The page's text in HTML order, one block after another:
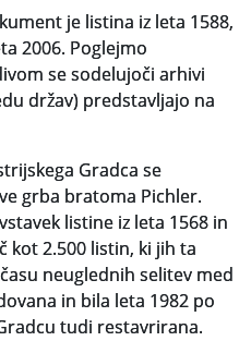
je listina iz leta 1588,
2006. Poglejmo
se sodelujoči arhivi
držav) predstavljajo na
Gradca se
grba bratoma Pichler.
listine iz leta 1568 in
kot 2.500 listin, ki jih ta
neuglednih selitev med
in bila leta 1982 po
tudi restavrirana.